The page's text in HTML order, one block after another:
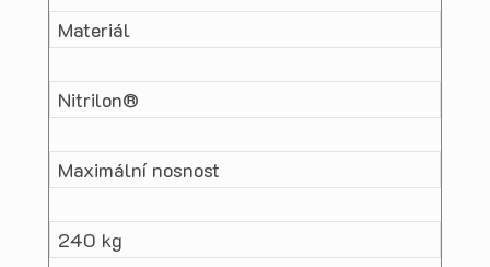
Materiál
Nitrilon®
Maximální nosnost
240 kg